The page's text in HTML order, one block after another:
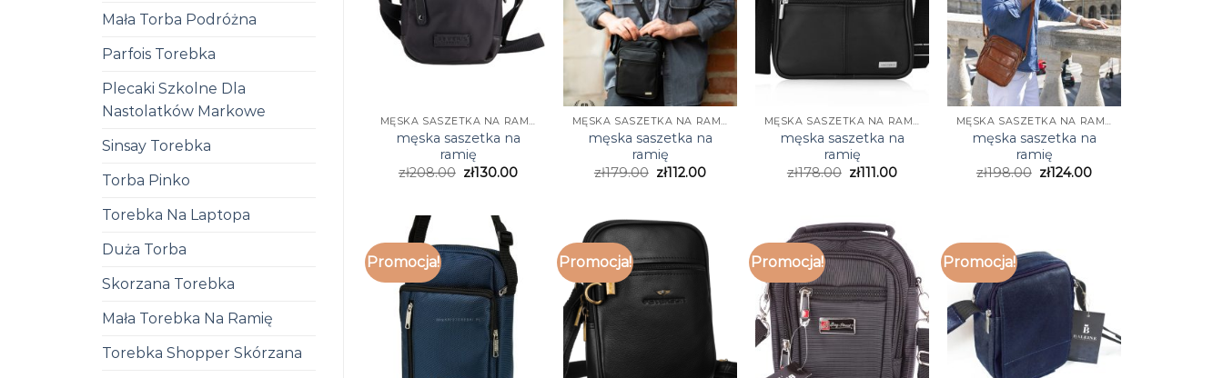
Mała Torba Podróżna
Parfois Torebka
Plecaki Szkolne Dla
Nastolatków Markowe
Sinsay Torebka
Torba Pinko
Torebka Na Laptopa
Duża Torba
Skorzana Torebka
Mała Torebka Na Ramię
Torebka Shopper Skórzana
MĘSKA SASZETKA NA RAMIĘ
męska saszetka na
ramię
zł208.00 zł130.00
MĘSKA SASZETKA NA RAMIĘ
męska saszetka na
ramię
zł179.00 zł112.00
MĘSKA SASZETKA NA RAMIĘ
męska saszetka na
ramię
zł178.00 zł111.00
MĘSKA SASZETKA NA RAMIĘ
męska saszetka na
ramię
zł198.00 zł124.00
Promocja! Promocja! Promocja! Promocja!